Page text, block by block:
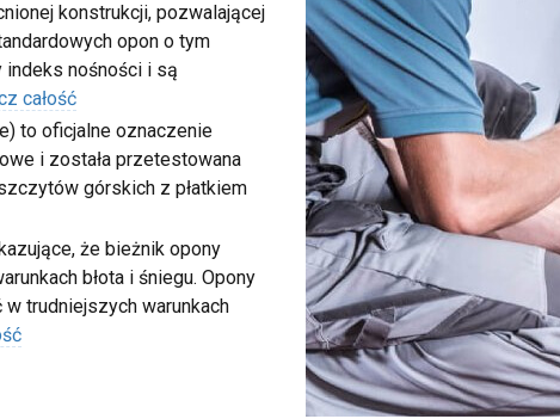
konstrukcji, pozwalającej
opon o tym
indeks nośności i są
całość
to oficjalne oznaczenie
i została przetestowana
górskich z płatkiem
że bieżnik opony
błota i śniegu. Opony
trudniejszych warunkach